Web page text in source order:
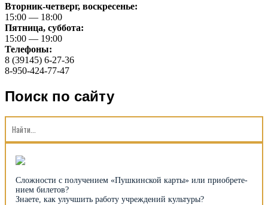
Вторник-четверг, воскресенье:
15:00 — 18:00
Пятница, суббота:
15:00 — 19:00
Телефоны:
8 (39145) 6-27-36
8-950-424-77-47
Поиск по сайту
Сложности с получением «Пуш­кин­ской карты» или при­об­рете­
нием билетов?
Знаете, как улуч­шить рабо­ту уч­ре­ждений культуры?